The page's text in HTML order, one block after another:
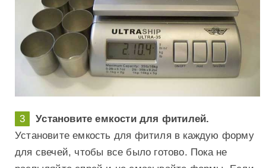
Установите емкости для фитилей.
Установите емкость для фитиля в каждую форму
для свечей, чтобы все было готово. Пока не